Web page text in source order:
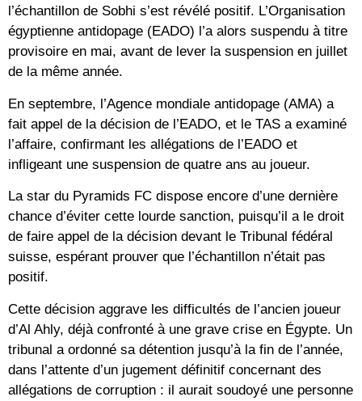
l’échantillon de Sobhi s’est révélé positif. L’Organisation
égyptienne antidopage (EADO) l’a alors suspendu à titre
provisoire en mai, avant de lever la suspension en juillet
de la même année.
En septembre, l’Agence mondiale antidopage (AMA) a
fait appel de la décision de l’EADO, et le TAS a examiné
l’affaire, confirmant les allégations de l’EADO et
infligeant une suspension de quatre ans au joueur.
La star du Pyramids FC dispose encore d’une dernière
chance d’éviter cette lourde sanction, puisqu’il a le droit
de faire appel de la décision devant le Tribunal fédéral
suisse, espérant prouver que l’échantillon n’était pas
positif.
Cette décision aggrave les difficultés de l’ancien joueur
d’Al Ahly, déjà confronté à une grave crise en Égypte. Un
tribunal a ordonné sa détention jusqu’à la fin de l’année,
dans l’attente d’un jugement définitif concernant des
allégations de corruption : il aurait soudoyé une personne